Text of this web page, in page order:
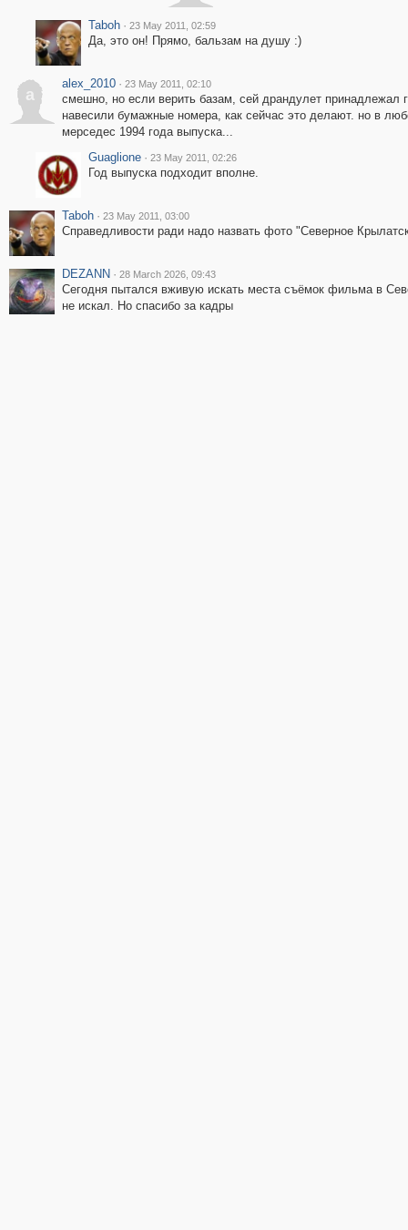
Taboh · 23 May 2011, 02:59
Да, это он! Прямо, бальзам на душу :)
a
alex_2010 · 23 May 2011, 02:10
смешно, но если верить базам, сей драндулет принадлежал
навесили бумажные номера, как сейчас это делают. но в
мерседес 1994 года выпуска...
Guaglione · 23 May 2011, 02:26
Год выпуска подходит вполне.
Taboh · 23 May 2011, 03:00
Справедливости ради надо назвать фото "Северное
DEZANN · 28 March 2026, 09:43
Сегодня пытался вживую искать места съёмок фильма в
не искал. Но спасибо за кадры